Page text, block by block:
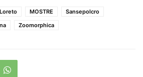
MOSTRE
Sansepolcro
Zoomorphica